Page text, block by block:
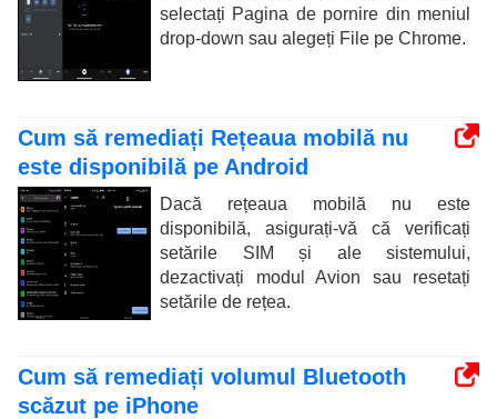
selectați Pagina de pornire din meniul
drop-down sau alegeți File pe Chrome.
Cum să remediați Rețeaua mobilă nu
este disponibilă pe Android
Dacă rețeaua mobilă nu este
disponibilă, asigurați-vă că verificați
setările SIM și ale sistemului,
dezactivați modul Avion sau resetați
setările de rețea.
Cum să remediați volumul Bluetooth
scăzut pe iPhone